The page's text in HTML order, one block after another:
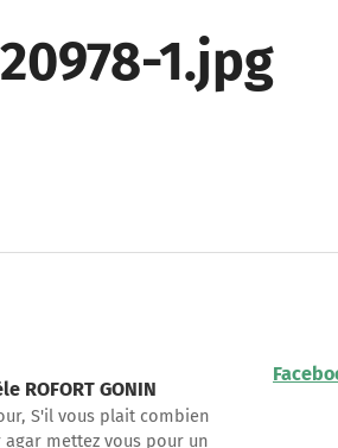
1.jpg
ROFORT GONIN
S'il vous plait combien
agar mettez vous pour un